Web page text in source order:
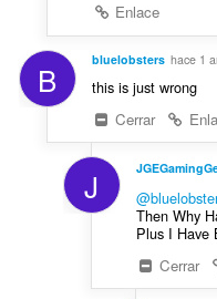
Enlace
B bluelobsters hace 1
this is just wrong
Cerrar
J
Then Why
Plus I Have
Cerrar